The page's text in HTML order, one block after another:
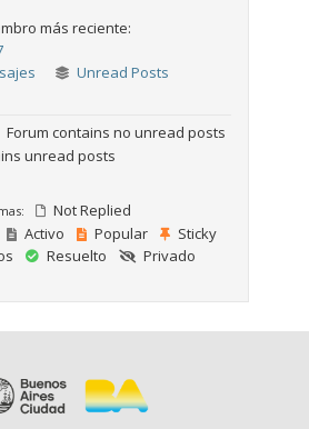
más reciente:
Unread Posts
Forum contains no unread posts
unread posts
Not Replied
Activo Popular
Sticky
Resuelto
Privado